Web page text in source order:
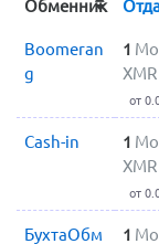
Обменник
Boomeran
g
1
XMR
от
Cash-in 1
XMR
от
БухтаОбм
1